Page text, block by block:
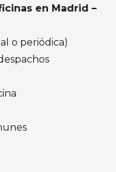
en Madrid –
o periódica)